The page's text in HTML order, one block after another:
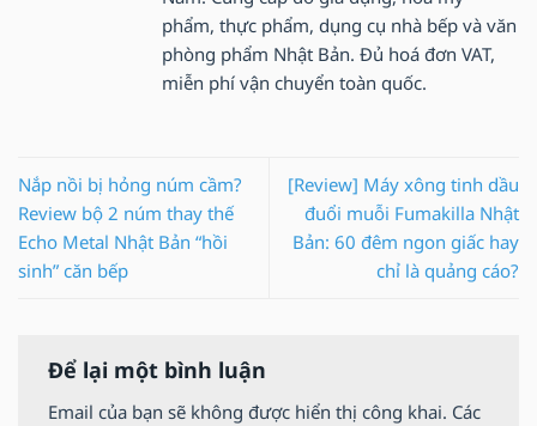
phẩm, thực phẩm, dụng cụ nhà bếp và văn
phòng phẩm Nhật Bản. Đủ hoá đơn VAT,
miễn phí vận chuyển toàn quốc.
Nắp nồi bị hỏng núm cầm?
Review bộ 2 núm thay thế
Echo Metal Nhật Bản “hồi
sinh” căn bếp
[Review] Máy xông tinh dầu
đuổi muỗi Fumakilla Nhật
Bản: 60 đêm ngon giấc hay
chỉ là quảng cáo?
Để lại một bình luận
Email của bạn sẽ không được hiển thị công khai. Các